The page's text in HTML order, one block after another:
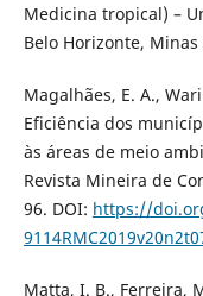
Medicina tropical) –
Belo Horizonte, Minas
Magalhães, E. A.,
Eficiência dos
às áreas de meio
Revista Mineira de
96. DOI: https://
Matta, I. B., Ferreira,